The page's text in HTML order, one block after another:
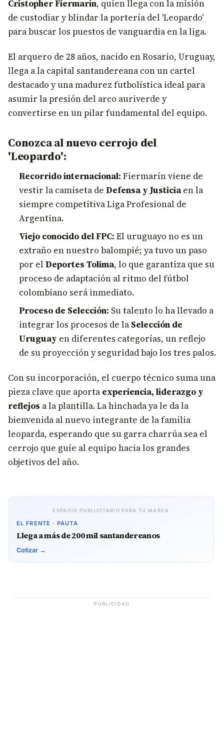
Cristopher Fiermarín, quien llega con la misión
de custodiar y blindar la portería del 'Leopardo'
para buscar los puestos de vanguardia en la liga.
El arquero de 28 años, nacido en Rosario, Uruguay,
llega a la capital santandereana con un cartel
destacado y una madurez futbolística ideal para
asumir la presión del arco auriverde y
convertirse en un pilar fundamental del equipo.
Conozca al nuevo cerrojo del
'Leopardo':
Recorrido internacional: Fiermarín viene de
vestir la camiseta de Defensa y Justiciaen la
siempre competitiva Liga Profesional de
Argentina.
Viejo conocido del FPC: El uruguayo no es un
extraño en nuestro balompié; ya tuvo un paso
por el Deportes Tolima, lo que garantiza que su
proceso de adaptación al ritmo del fútbol
colombiano será inmediato.
Proceso de Selección: Su talento lo ha llevado a
integrar los procesos de la Selección de
Uruguay en diferentes categorías, un reflejo
de su proyección y seguridad bajo los tres palos.
Con su incorporación, el cuerpo técnico suma una
pieza clave que aporta experiencia, liderazgo y
reflejos a la plantilla. La hinchada ya le da la
bienvenida al nuevo integrante de la familia
leoparda, esperando que su garra charrúa sea el
cerrojo que guíe al equipo hacia los grandes
objetivos del año.
ESPACIO PUBLICITARIO PARA TU MARCA
EL FRENTE · PAUTA
Llega a más de 200 mil santandereanos
Cotizar →
PUBLICIDAD